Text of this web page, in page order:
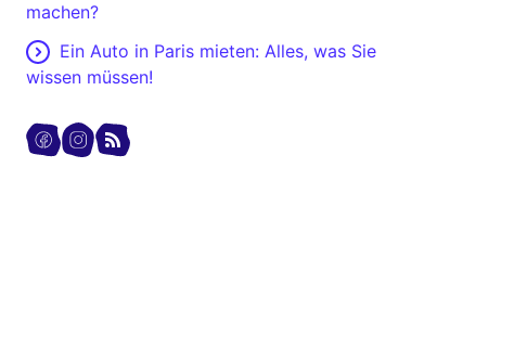
machen?
Ein Auto in Paris mieten: Alles, was Sie
wissen müssen!